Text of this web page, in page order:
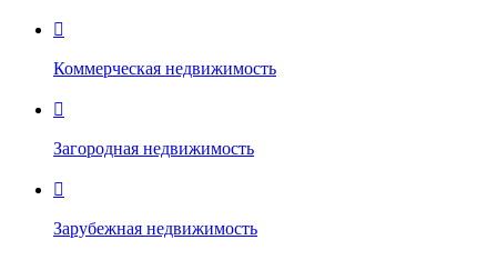

Коммерческая недвижимость

Загородная недвижимость

Зарубежная недвижимость